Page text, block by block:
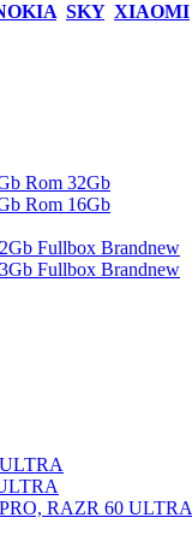
SKY XIAOMI
Rom 32Gb
Rom 16Gb
Fullbox Brandnew
Fullbox Brandnew
RAZR 60 ULTRA